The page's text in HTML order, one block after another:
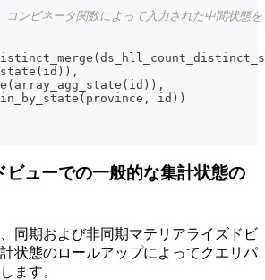
ネータ関数によって入力された中間状態を
(
( id ) ) ,
( array_agg_state ( id ) ) ,
( province , id ) )
ビューでの一般的な集計状態の
同期および非同期マテリアライズドビ
状態のロールアップによってクエリパ
ます。